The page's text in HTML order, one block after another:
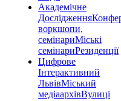
Академічне
Дослідження
воркшопи,
семінариМіські
семінариРезиденції
Цифрове
Інтерактивний
ЛьвівМіський
медіаархівВулиці